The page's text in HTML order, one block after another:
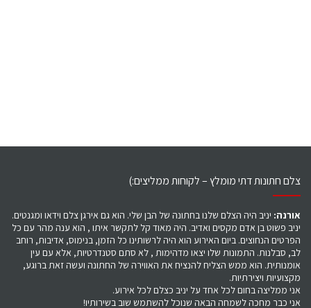
צלם חתונות דתי מומלץ – לקוחות ממליצים:)
אורנה: יניב היה הצלם שלנו בחתונה של הבן שלי. הוא גם אירגן צלם וידאו ומגנטים.
יניב פשוט בן אדם מקסים ואדיב. היה מאוד קל לתקשר איתו , הוא ענה מהר עם כל
הפרטים הנחוצים. ביום האירוע הוא היה לרשותינו כל הזמן, בנימוס, אדיבות, רוחב
לב, סבלנות. התמונות שלו יצאו מדהימות , לא סתם סטנדרטיות, אלא עם עין
אומנותית. הוא ממש הצליח להנציח את האווירה של החתונה ועשה זאת ברוגע,
מקצועיות ויצירתיות.
אני ממליצה בחום לכל אחד על יניב כצלם לכל אירוע.
אני כבר מחכה לשמחה הבאה שנוכל להשתמש שוב בשירותיו!